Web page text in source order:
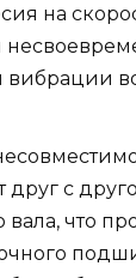
на
вибрации
друг с
что